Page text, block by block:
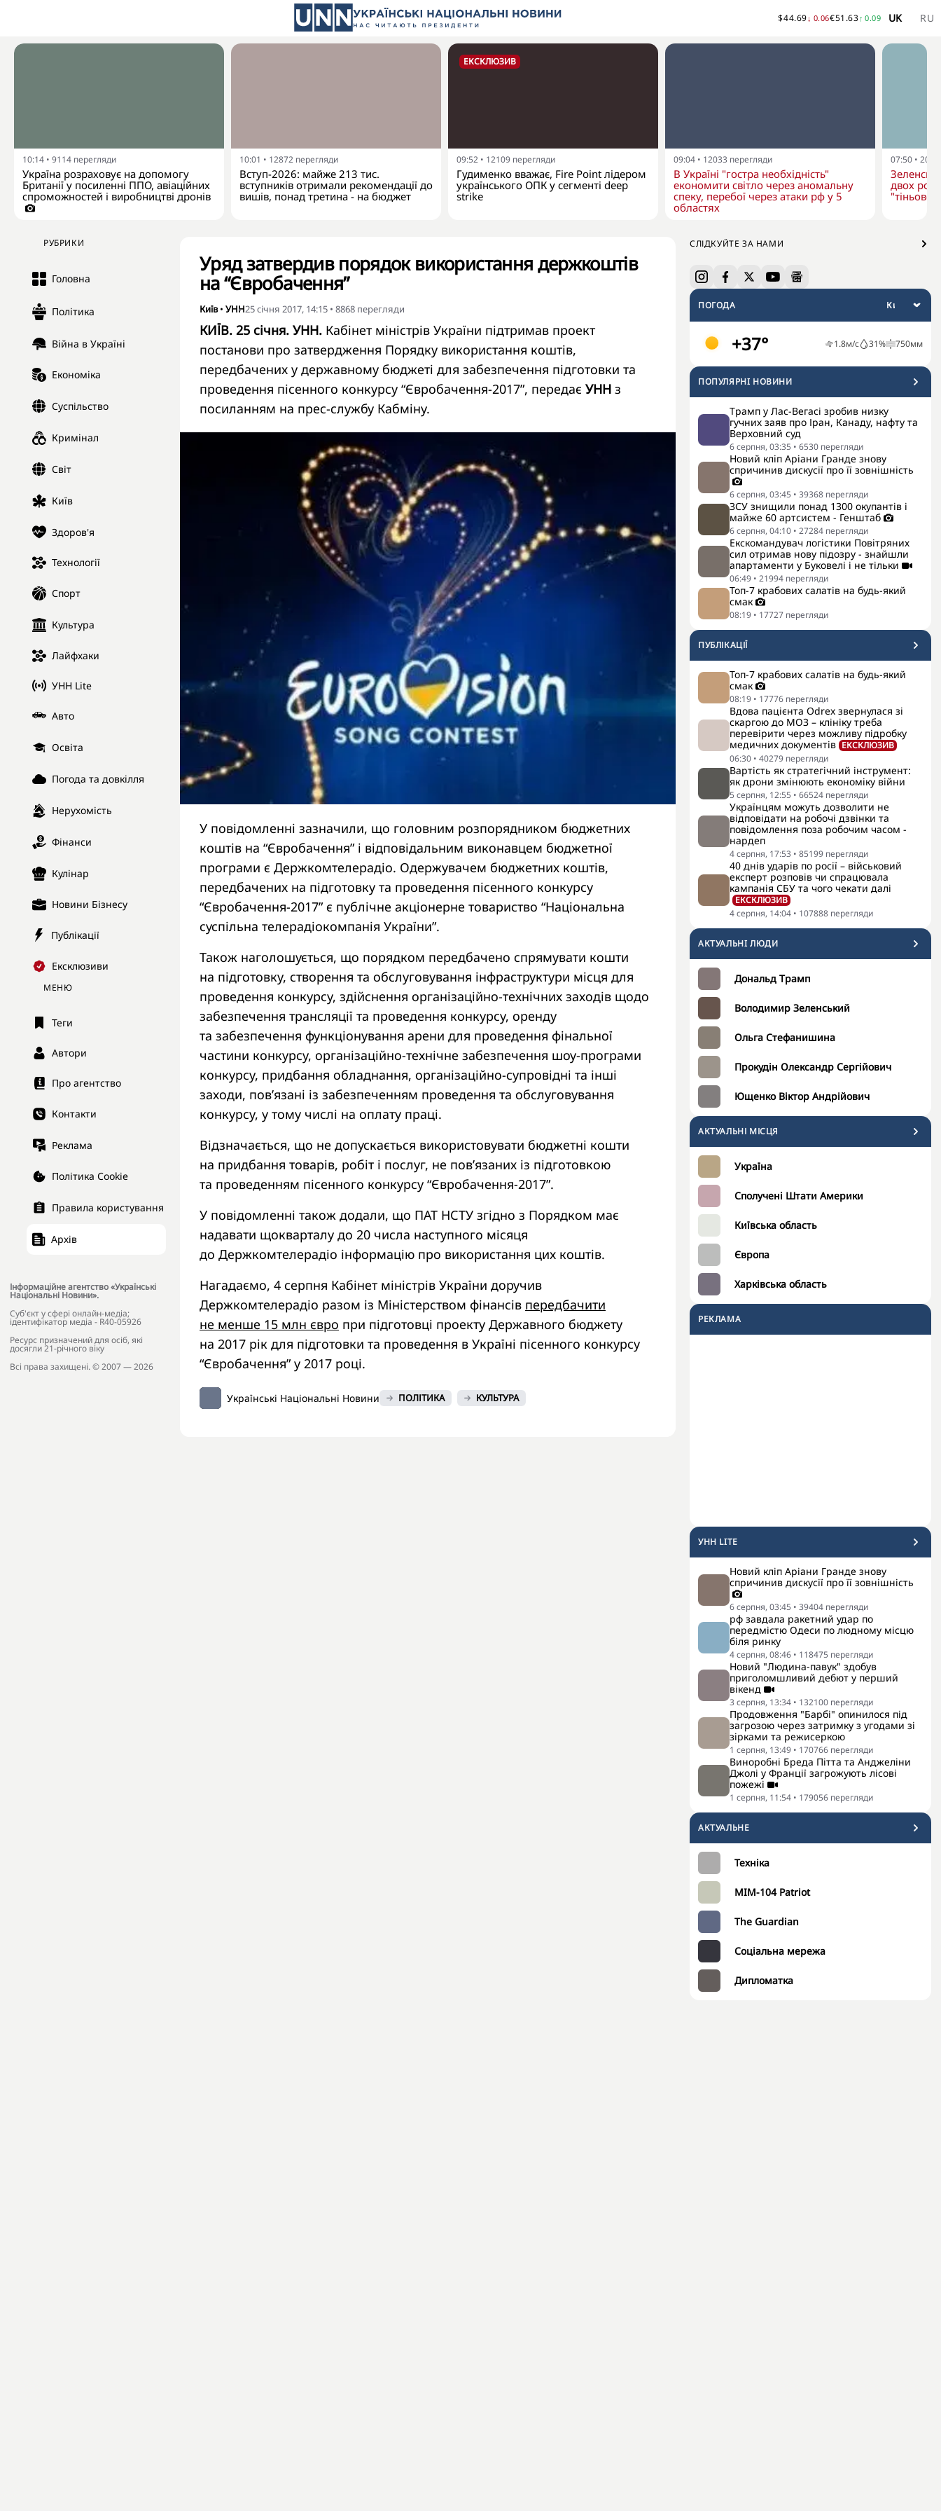
$44.69↓ 0.06€51.63↑ 0.09 UK RU
10:14 • 9114 перегляди
Україна розраховує на допомогу
Британії у посиленні ППО, авіаційних
спроможностей і виробництві дронів
10:01 • 12872 перегляди
Вступ-2026: майже 213 тис.
вступників отримали рекомендації до
вишів, понад третина - на бюджет
ЕКСКЛЮЗИВ
09:52 • 12109 перегляди
Гудименко вважає, Fire Point лідером
українського ОПК у сегменті deep
strike
09:04 • 12033 перегляди
В Україні "гостра необхідність"
економити світло через аномальну
спеку, перебої через атаки рф у 5
областях
07:50 •
двох
РУБРИКИ
Головна
Політика
Війна в Україні
Економіка
Суспільство
Кримінал
Світ
Київ
Здоров'я
Технології
Спорт
Культура
Лайфхаки
УНН Lite
Авто
Освіта
Погода та довкілля
Нерухомість
Фінанси
Кулінар
Новини Бізнесу
Публікації
Ексклюзиви
МЕНЮ
Теги
Автори
Про агентство
Контакти
Реклама
Політика Cookie
Правила користування
Архів
Інформаційне агентство «Українські
Національні Новини».
Cуб'єкт у сфері онлайн-медіа;
ідентифікатор медіа - R40-05926
Ресурс призначений для осіб, які
досягли 21-річного віку
Всі права захищені. © 2007 — 2026
СЛІДКУЙТЕ ЗА НАМИ
ПОГОДА
+37° 1.8м/с 31% 750мм
ПОПУЛЯРНI НОВИНИ
Трамп у Лас-Вегасі зробив низку
гучних заяв про Іран, Канаду, нафту та
Верховний суд
6 серпня, 03:35 • 6530 перегляди
Новий кліп Аріани Гранде знову
спричинив дискусії про її зовнішність
6 серпня, 03:45 • 39368 перегляди
ЗСУ знищили понад 1300 окупантів і
майже 60 артсистем - Генштаб
6 серпня, 04:10 • 27284 перегляди
Екскомандувач логістики Повітряних
сил отримав нову підозру - знайшли
апартаменти у Буковелі і не тільки
06:49 • 21994 перегляди
Топ-7 крабових салатів на будь-який
смак
08:19 • 17727 перегляди
ПУБЛІКАЦІЇ
Топ-7 крабових салатів на будь-який
смак
08:19 • 17776 перегляди
Вдова пацієнта Odrex звернулася зі
скаргою до МОЗ – клініку треба
перевірити через можливу підробку
медичних документів ЕКСКЛЮЗИВ
06:30 • 40279 перегляди
Вартість як стратегічний інструмент:
як дрони змінюють економіку війни
5 серпня, 12:55 • 66524 перегляди
Українцям можуть дозволити не
відповідати на робочі дзвінки та
повідомлення поза робочим часом -
нардеп
4 серпня, 17:53 • 85199 перегляди
40 днів ударів по росії – військовий
експерт розповів чи спрацювала
кампанія СБУ та чого чекати далі
ЕКСКЛЮЗИВ
4 серпня, 14:04 • 107888 перегляди
АКТУАЛЬНI ЛЮДИ
Дональд Трамп
Володимир Зеленський
Ольга Стефанишина
Прокудін Олександр Сергійович
Ющенко Віктор Андрійович
АКТУАЛЬНІ МІСЦЯ
Україна
Сполучені Штати Америки
Київська область
Європа
Харківська область
РЕКЛАМА
УНН LITE
Новий кліп Аріани Гранде знову
спричинив дискусії про її зовнішність
6 серпня, 03:45 • 39404 перегляди
рф завдала ракетний удар по
передмістю Одеси по людному місцю
біля ринку
4 серпня, 08:46 • 118475 перегляди
Новий "Людина-павук" здобув
приголомшливий дебют у перший
вікенд
3 серпня, 13:34 • 132100 перегляди
Продовження "Барбі" опинилося під
загрозою через затримку з угодами зі
зірками та режисеркою
1 серпня, 13:49 • 170766 перегляди
Виноробні Бреда Пітта та Анджеліни
Джолі у Франції загрожують лісові
пожежі
1 серпня, 11:54 • 179056 перегляди
АКТУАЛЬНЕ
Техніка
MIM-104 Patriot
The Guardian
Соціальна мережа
Дипломатка
Уряд затвердив порядок використання держкоштів
на “Євробачення”
Київ• УНН25 січня 2017, 14:15 • 8868 перегляди
КИЇВ. 25 січня. УНН. Кабінет міністрів України підтримав проект
постанови про затвердження Порядку використання коштів,
передбачених у державному бюджеті для забезпечення підготовки та
проведення пісенного конкурсу “Євробачення-2017”, передає УНН з
посиланням на прес-службу Кабміну.
У повідомленні зазначили, що головним розпорядником бюджетних
коштів на “Євробачення” і відповідальним виконавцем бюджетної
програми є Держкомтелерадіо. Одержувачем бюджетних коштів,
передбачених на підготовку та проведення пісенного конкурсу
“Євробачення-2017” є публічне акціонерне товариство “Національна
суспільна телерадіокомпанія України”.
Також наголошується, що порядком передбачено спрямувати кошти
на підготовку, створення та обслуговування інфраструктури місця для
проведення конкурсу, здійснення організаційно-технічних заходів щодо
забезпечення трансляції та проведення конкурсу, оренду
та забезпечення функціонування арени для проведення фінальної
частини конкурсу, організаційно-технічне забезпечення шоу-програми
конкурсу, придбання обладнання, організаційно-супровідні та інші
заходи, пов’язані із забезпеченням проведення та обслуговування
конкурсу, у тому числі на оплату праці.
Відзначається, що не допускається використовувати бюджетні кошти
на придбання товарів, робіт і послуг, не пов’язаних із підготовкою
та проведенням пісенного конкурсу “Євробачення-2017”.
У повідомленні також додали, що ПАТ НСТУ згідно з Порядком має
надавати щокварталу до 20 числа наступного місяця
до Держкомтелерадіо інформацію про використання цих коштів.
Нагадаємо, 4 серпня Кабінет міністрів України доручив
Держкомтелерадіо разом із Міністерством фінансів передбачити
не менше 15 млн євро при підготовці проекту Державного бюджету
на 2017 рік для підготовки та проведення в Україні пісенного конкурсу
“Євробачення” у 2017 році.
Українські Національні Новини ПОЛІТИКА КУЛЬТУРА